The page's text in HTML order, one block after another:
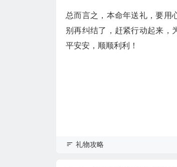
总而言之，本命年送礼，要用
别再纠结了，赶紧行动起来，
平安安，顺顺利利！
礼物攻略